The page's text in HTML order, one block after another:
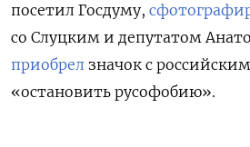
посетил Госдуму,
со Слуцким и депутатом
приобрел значок с
«остановить русофобию».